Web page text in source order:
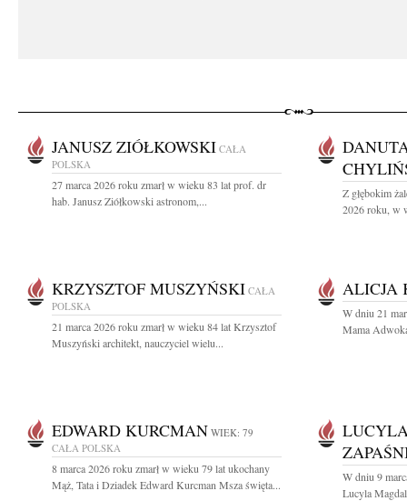
JANUSZ ZIÓŁKOWSKI CAŁA
POLSKA
27 marca 2026 roku zmarł w wieku 83 lat prof. dr
hab. Janusz Ziółkowski astronom,...
Z głębokim
2026 roku, w
KRZYSZTOF MUSZYŃSKI CAŁA
POLSKA
21 marca 2026 roku zmarł w wieku 84 lat Krzysztof
Muszyński architekt, nauczyciel wielu...
ALICJA
W dniu 21
Mama
EDWARD KURCMAN WIEK: 79
CAŁA POLSKA
8 marca 2026 roku zmarł w wieku 79 lat ukochany
Mąż, Tata i Dziadek Edward Kurcman Msza święta...
W dniu 9
Lucyla